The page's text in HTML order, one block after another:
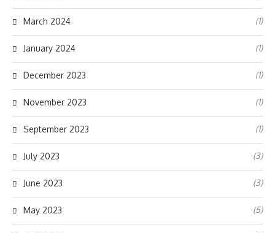
March 2024 (1)
January 2024 (1)
December 2023 (1)
November 2023 (1)
September 2023 (1)
July 2023 (3)
June 2023 (3)
May 2023 (5)